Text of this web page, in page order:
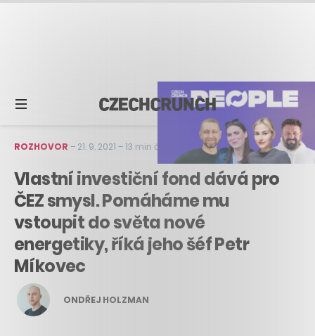
ROZHOVOR – 21. 9. 2021 –13 min čtení
Vlastní investiční fond dává pro
ČEZ smysl. Pomáháme mu
vstoupit do světa nové
energetiky, říká jeho šéf Petr
Míkovec
ONDŘEJ HOLZMAN